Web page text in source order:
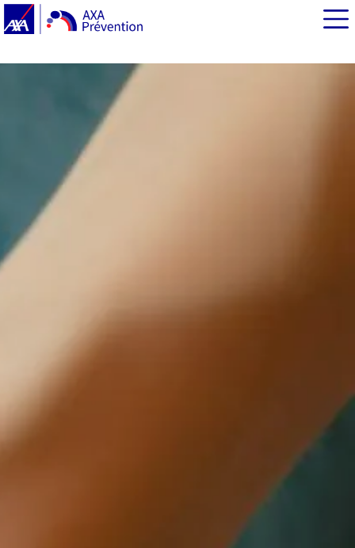
EN BREF
Plan individuel de mise en sûreté : une réponse aux
risques climatiques
Le plan individuel de mise en sûreté (Pims) : de quoi
Comment constituer son Plan individuel de mise en
Constituer son kit d’urgence : une partie importante du
Pims
Pour aller plus loin : s’engager contre les risques
climatiques